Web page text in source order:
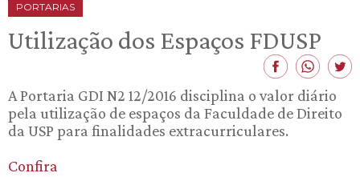
PORTARIAS
Utilização dos Espaços FDUSP
A Portaria GDI N2 12/2016 disciplina o valor diário
pela utilização de espaços da Faculdade de Direito
da USP para finalidades extracurriculares.
Confira